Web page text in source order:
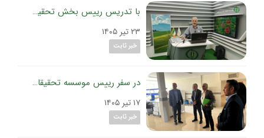
با تدریس رییس بخش تحقیقات ویروس‌شناسی گیاهی موسسه تحقیقات گیاه‌پزشکی کشور
۲۳ تیر ۱۴۰۵
خبر ثابت
در سفر رییس موسسه تحقیقات گیاه‌پزشکی کشور به استان زنجان؛
۱۷ تیر ۱۴۰۵
خبر ثابت